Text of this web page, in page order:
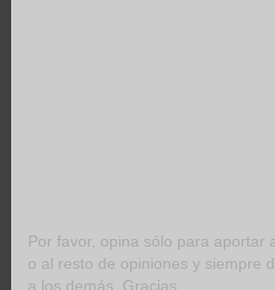
Por favor, opina sólo para aportar
o al resto de opiniones y siempre
a los demás. Gracias.